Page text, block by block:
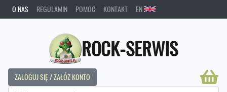
O NAS REGULAMIN POMOC KONTAKT EN
ROCK-SERWIS
ZALOGUJ SIĘ / ZAŁÓŻ KONTO